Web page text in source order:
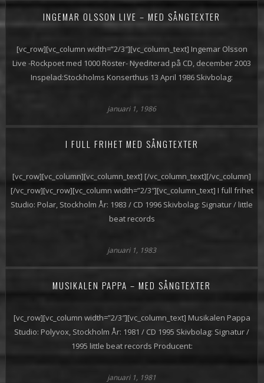
INGEMAR OLSSON LIVE – MED SÅNGTEXTER
[vc_row][vc_column width=”2/3″][vc_column_text] Ingemar Olsson
Live -Rockpoet med 1000 Röster- Nyediterad på CD, december 2003
Inspelad:Stockholms Konserthus 13 April 1986 Skivbolag:
januari 1, 1986
I FULL FRIHET MED SÅNGTEXTER
[vc_row][vc_column][vc_column_text] [/vc_column_text][/vc_column]
[/vc_row][vc_row][vc_column width=”2/3″][vc_column_text] I full frihet
Studio: Polar, Stockholm År: 1983 / CD 1996 Skivbolag: Signatur / little
beat records
januari 1, 1983
MUSIKALEN PAPPA – MED SÅNGTEXTER
[vc_row][vc_column width=”2/3″][vc_column_text] Musikalen Pappa
Studio: Polyvox, Stockholm År: 1981 / CD 1995 Skivbolag: Signatur /
1995 little beat records Producent:
januari 1, 1981